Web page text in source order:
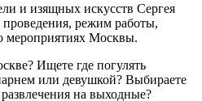
и изящных искусств Сергея
режим работы,
мероприятиях Москвы.
Ищете где погулять
или девушкой? Выбираете
на выходные?